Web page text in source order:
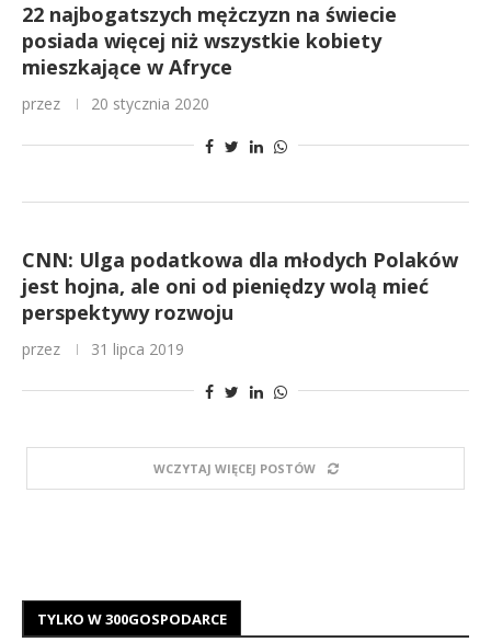
22 najbogatszych mężczyzn na świecie
posiada więcej niż wszystkie kobiety
mieszkające w Afryce
przez 20 stycznia 2020
CNN: Ulga podatkowa dla młodych Polaków
jest hojna, ale oni od pieniędzy wolą mieć
perspektywy rozwoju
przez 31 lipca 2019
WCZYTAJ WIĘCEJ POSTÓW
TYLKO W 300GOSPODARCE